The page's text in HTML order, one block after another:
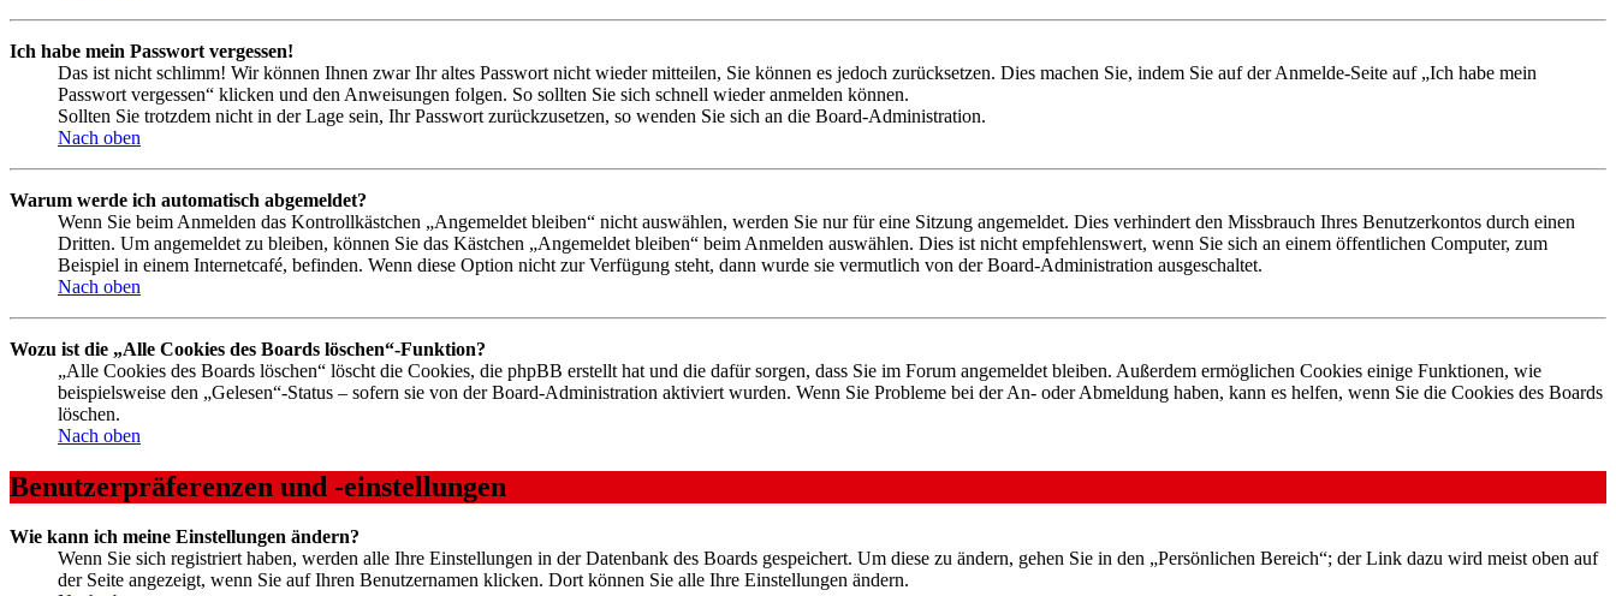
Ich habe mein Passwort vergessen!
Das ist nicht schlimm! Wir können Ihnen zwar Ihr altes Passwort nicht wieder mitteilen, Sie können es jedoch zurücksetzen. Dies machen Sie, indem Sie auf der Anmelde-Seite auf „Ich habe mein
Passwort vergessen“ klicken und den Anweisungen folgen. So sollten Sie sich schnell wieder anmelden können.
Sollten Sie trotzdem nicht in der Lage sein, Ihr Passwort zurückzusetzen, so wenden Sie sich an die Board-Administration.
Nach oben
Warum werde ich automatisch abgemeldet?
Wenn Sie beim Anmelden das Kontrollkästchen „Angemeldet bleiben“ nicht auswählen, werden Sie nur für eine Sitzung angemeldet. Dies verhindert den Missbrauch Ihres Benutzerkontos durch einen
Dritten. Um angemeldet zu bleiben, können Sie das Kästchen „Angemeldet bleiben“ beim Anmelden auswählen. Dies ist nicht empfehlenswert, wenn Sie sich an einem öffentlichen Computer, zum
Beispiel in einem Internetcafé, befinden. Wenn diese Option nicht zur Verfügung steht, dann wurde sie vermutlich von der Board-Administration ausgeschaltet.
Nach oben
Wozu ist die „Alle Cookies des Boards löschen“-Funktion?
„Alle Cookies des Boards löschen“ löscht die Cookies, die phpBB erstellt hat und die dafür sorgen, dass Sie im Forum angemeldet bleiben. Außerdem ermöglichen Cookies einige Funktionen, wie
beispielsweise den „Gelesen“-Status – sofern sie von der Board-Administration aktiviert wurden. Wenn Sie Probleme bei der An- oder Abmeldung haben, kann es helfen, wenn Sie die Cookies des Boards
löschen.
Nach oben
Benutzerpräferenzen und -einstellungen
Wie kann ich meine Einstellungen ändern?
Wenn Sie sich registriert haben, werden alle Ihre Einstellungen in der Datenbank des Boards gespeichert. Um diese zu ändern, gehen Sie in den „Persönlichen Bereich“; der Link dazu wird meist oben auf
der Seite angezeigt, wenn Sie auf Ihren Benutzernamen klicken. Dort können Sie alle Ihre Einstellungen ändern.